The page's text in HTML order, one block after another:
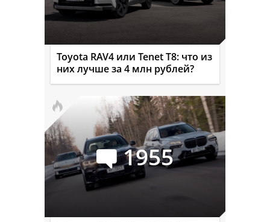
Toyota RAV4 или Tenet T8: что из
них лучше за 4 млн рублей?
1955